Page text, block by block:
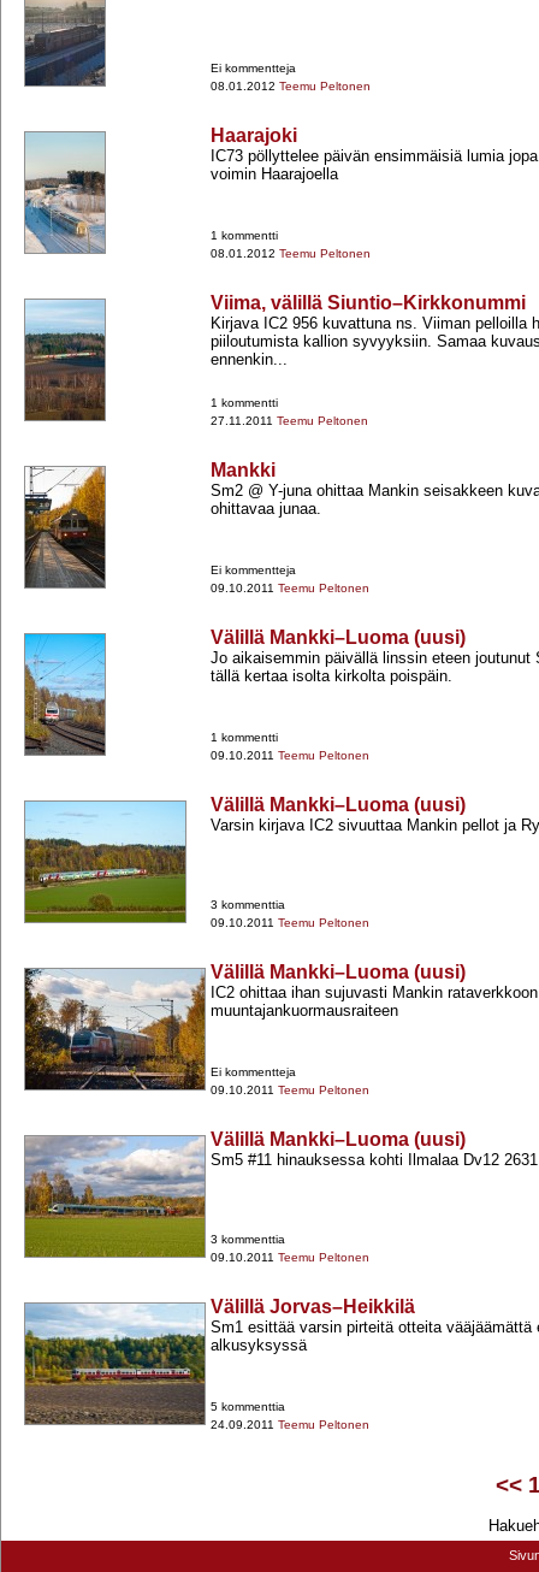
Ei kommentteja
08.01.2012 Teemu Peltonen
Haarajoki
IC73 pöllyttelee päivän ensimmäisiä lumia
voimin Haarajoella
1 kommentti
08.01.2012 Teemu Peltonen
Viima, välillä Siuntio–Kirkkonummi
Kirjava IC2 956 kuvattuna ns. Viiman pelloilla
piiloutumista kallion syvyyksiin. Samaa
ennenkin...
1 kommentti
27.11.2011 Teemu Peltonen
Mankki
Sm2 @ Y-​juna ohittaa Mankin seisakkeen
ohittavaa junaa.
Ei kommentteja
09.10.2011 Teemu Peltonen
Välillä Mankki–Luoma (uusi)
Jo aikaisemmin päivällä linssin eteen joutunut
tällä kertaa isolta kirkolta poispäin.
1 kommentti
09.10.2011 Teemu Peltonen
Välillä Mankki–Luoma (uusi)
Varsin kirjava IC2 sivuuttaa Mankin pellot ja
3 kommenttia
09.10.2011 Teemu Peltonen
Välillä Mankki–Luoma (uusi)
IC2 ohittaa ihan sujuvasti Mankin
muuntajankuormausraiteen
Ei kommentteja
09.10.2011 Teemu Peltonen
Välillä Mankki–Luoma (uusi)
Sm5 #11 hinauksessa kohti Ilmalaa Dv12
3 kommenttia
09.10.2011 Teemu Peltonen
Välillä Jorvas–Heikkilä
Sm1 esittää varsin pirteitä otteita vääjäämättä
alkusyksyssä
5 kommenttia
24.09.2011 Teemu Peltonen
<<